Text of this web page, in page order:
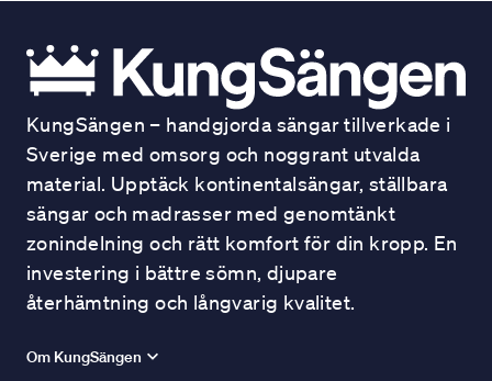
KungSängen – handgjorda sängar tillverkade i
Sverige med omsorg och noggrant utvalda
material. Upptäck kontinentalsängar, ställbara
sängar och madrasser med genomtänkt
zonindelning och rätt komfort för din kropp. En
investering i bättre sömn, djupare
återhämtning och långvarig kvalitet.
Om KungSängen